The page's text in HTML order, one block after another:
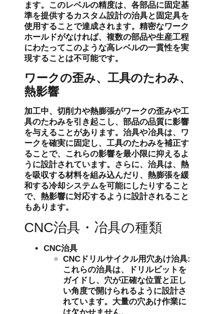
ます。このレベルの精度は、各部品に固定基
準を提供するカスタム設計の治具と固定具を
使用することで達成されます。精密なワーク
ホールドがなければ、複数の部品や生産工程
にわたってこのような高レベルの一貫性を実
現することは不可能です。
ワークの歪み、工具のたわみ、
熱影響
加工中、切削力や熱膨張がワークの歪みや工
具のたわみを引き起こし、部品の品質に影響
を与えることがあります。治具や冶具は、ワ
ークを確実に固定し、工具のたわみを補正す
ることで、これらの影響を最小限に抑えるよ
うに設計されています。さらに、治具は、熱
を吸収する材料を組み込んだり、熱膨張を緩
和する冷却システムを可能にしたりすること
で、熱影響に対応するように設計されること
もあります。
CNC治具・冶具の種類
CNC治具
CNCドリルサイクル用穴あけ治具:
これらの治具は、ドリルビットを
ガイドし、穴が正確な位置と正し
い角度で開けられるように設計さ
れています。大量の穴あけ作業に